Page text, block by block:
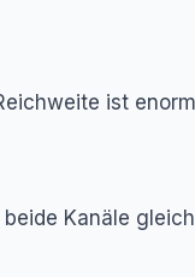
ist
Kanäle